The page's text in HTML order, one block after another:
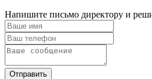
Напишите письмо директору и
Отправить